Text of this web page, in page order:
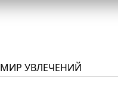
МИР УВЛЕЧЕНИЙ